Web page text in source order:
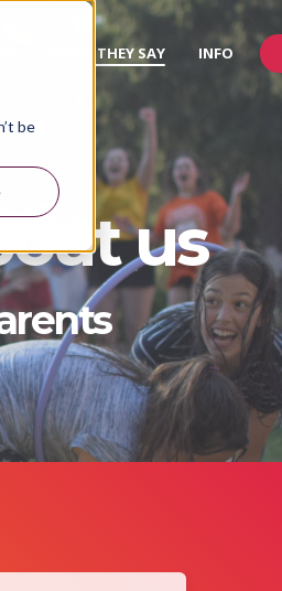
be
WHAT THEY SAY INFO
us